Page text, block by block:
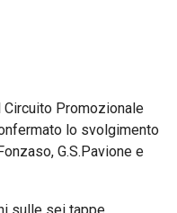
Circuito Promozionale
lo svolgimento
G.S.Pavione e